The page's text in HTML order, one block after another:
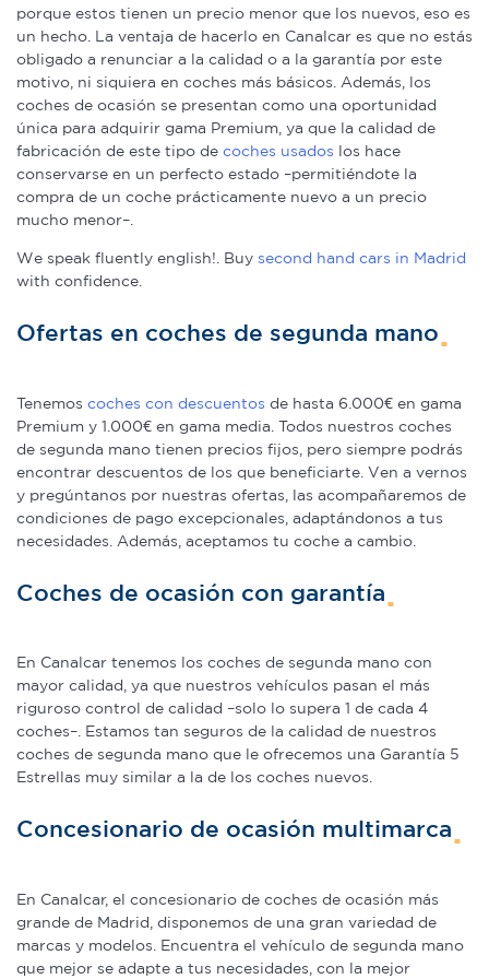
web, quienes pueden combinarla con otra información
que les haya proporcionado o que hayan recopilado a
partir del uso que haya hecho de sus servicios.
porque estos tienen un precio menor que los nuevos, eso es
un hecho. La ventaja de hacerlo en Canalcar es que no estás
obligado a renunciar a la calidad o a la garantía por este
motivo, ni siquiera en coches más básicos. Además, los
coches de ocasión se presentan como una oportunidad
única para adquirir gama Premium, ya que la calidad de
fabricación de este tipo de coches usados los hace
conservarse en un perfecto estado –permitiéndote la
compra de un coche prácticamente nuevo a un precio
mucho menor–.
We speak fluently english!. Buy second hand cars in Madrid
with confidence.
Ofertas en coches de segunda mano
Tenemos coches con descuentos de hasta 6.000€ en gama
Premium y 1.000€ en gama media. Todos nuestros coches
de segunda mano tienen precios fijos, pero siempre podrás
encontrar descuentos de los que beneficiarte. Ven a vernos
y pregúntanos por nuestras ofertas, las acompañaremos de
condiciones de pago excepcionales, adaptándonos a tus
necesidades. Además, aceptamos tu coche a cambio.
Coches de ocasión con garantía
En Canalcar tenemos los coches de segunda mano con
mayor calidad, ya que nuestros vehículos pasan el más
riguroso control de calidad –solo lo supera 1 de cada 4
coches–. Estamos tan seguros de la calidad de nuestros
coches de segunda mano que le ofrecemos una Garantía 5
Estrellas muy similar a la de los coches nuevos.
Concesionario de ocasión multimarca
En Canalcar, el concesionario de coches de ocasión más
grande de Madrid, disponemos de una gran variedad de
marcas y modelos. Encuentra el vehículo de segunda mano
que mejor se adapte a tus necesidades, con la mejor